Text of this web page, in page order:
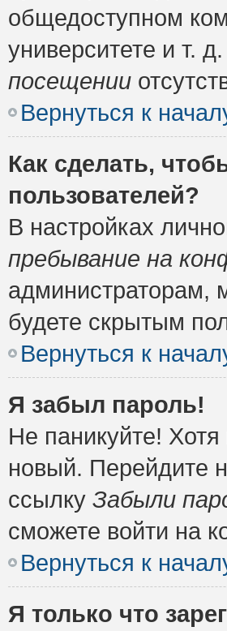
общедоступном
университете и т.
посещении
Вернуться к
Как сделать,
пользователей?
В настройках
пребывание на
администраторам,
будете скрытым
Вернуться к
Я забыл пароль!
Не паникуйте!
новый. Перейдите
ссылку Забыли
сможете войти на
Вернуться к
Я только что